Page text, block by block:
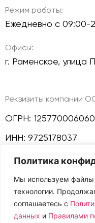
Политика
Мы используем
технологии.
соглашаетесь с
данных и Правилами
Режим работы:
Ежедневно с 09:00-
Офисы:
г. Раменское, улица
Реквизиты компании
ОГРН:
ИНН: 9725178037
КПП: 772501001
Политика
Мы в соц сетях: